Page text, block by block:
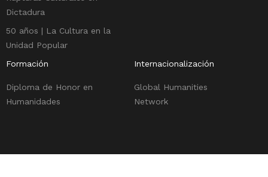
Dictadura
50 años | La Cultura en la
Unidad Popular
Formación
Diploma de Honor en
Humanidades
Internacionalización
Global Humanities
Network